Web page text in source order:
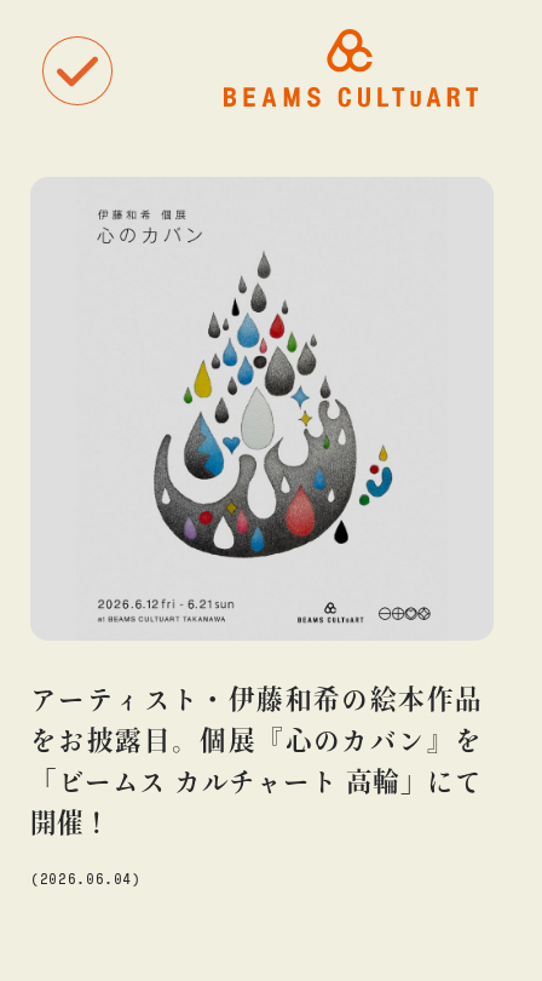
#BEAMS CULTUART #BEAMS MANGART
#bPrビームス
#Bギャラリー
#TOKYO CULTUART by BEAMS
#Tシャツ
#アートが生まれるところ
#アートフェア
#エンタメ #ギャラリー
#ビームス カルチャー ト 高輪
#ビームス ジャパン
#ライブ
#レコード #写真 #抽選販売 #漫画
#絵画
#美術館 #言葉 #連載 #音楽
アーティスト・伊藤和希の絵本作品
をお披露目。個展『心のカバン』を
「ビームス カルチャート 高輪」にて
開催！
(2026.06.04)